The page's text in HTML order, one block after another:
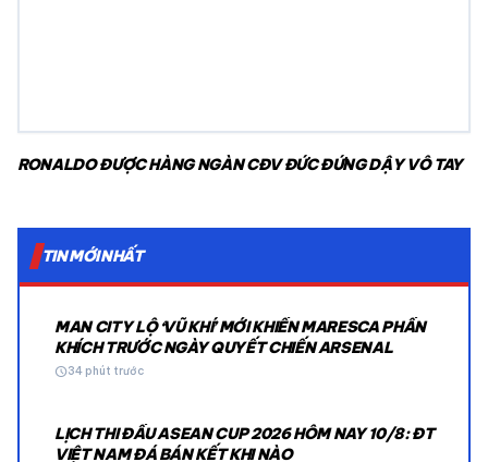
RONALDO ĐƯỢC HÀNG NGÀN CĐV ĐỨC ĐỨNG DẬY VỖ TAY
TIN MỚI NHẤT
MAN CITY LỘ ‘VŨ KHÍ’ MỚI KHIẾN MARESCA PHẤN
KHÍCH TRƯỚC NGÀY QUYẾT CHIẾN ARSENAL
schedule34 phút trước
LỊCH THI ĐẤU ASEAN CUP 2026 HÔM NAY 10/8: ĐT
VIỆT NAM ĐÁ BÁN KẾT KHI NÀO